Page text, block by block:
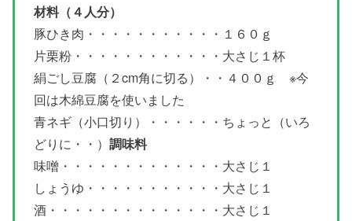
材料（４人分）
豚ひき肉・・・・・・・・・・・１６０ｇ
片栗粉・・・・・・・・・・・・大さじ１杯
絹ごし豆腐（２cm角に切る）・・４００ｇ ※今
回は木綿豆腐を使いました
青ネギ（小口切り）・・・・・・ちょっと（いろ
どりに・・） 調味料
味噌・・・・・・・・・・・・・大さじ１
しょうゆ・・・・・・・・・・・大さじ１
酒・・・・・・・・・・・・・・大さじ１